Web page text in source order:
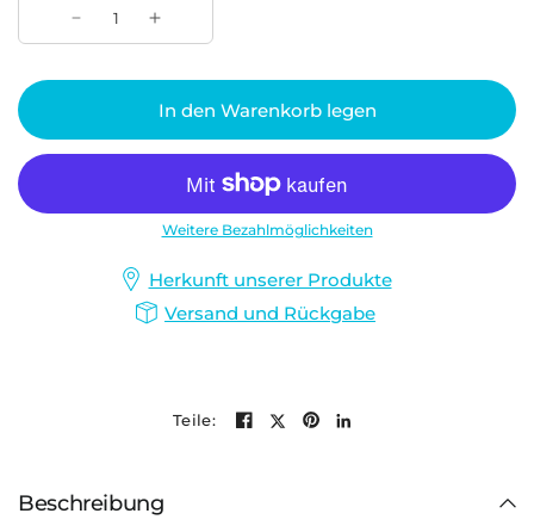
In den Warenkorb legen
Weitere Bezahlmöglichkeiten
Herkunft unserer Produkte
Versand und Rückgabe
Teile:
Beschreibung